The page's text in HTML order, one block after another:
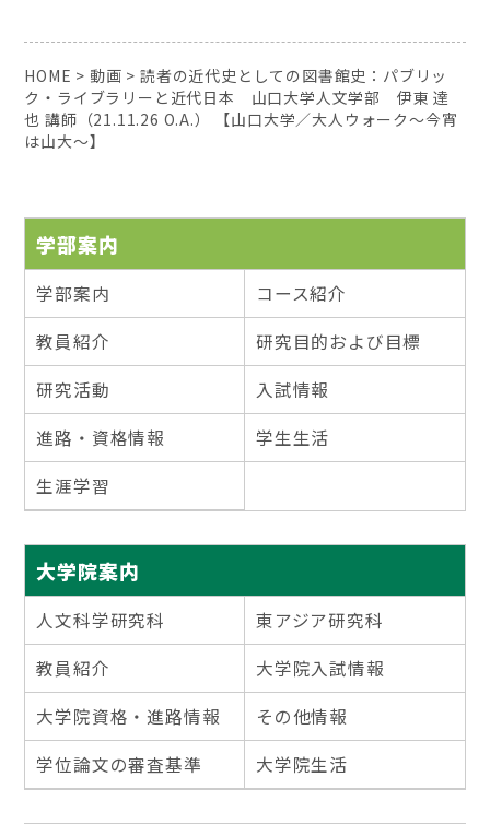
HOME > 動画 >読者の近代史としての図書館史：パブリッ
ク・ライブラリーと近代日本 山口大学人文学部 伊東 達
也 講師（21.11.26 O.A.） 【山口大学／大人ウォーク～今宵
は山大～】
学部案内
学部案内
コース紹介
教員紹介
研究目的および目標
研究活動
入試情報
進路・資格情報
学生生活
生涯学習
大学院案内
人文科学研究科
東アジア研究科
教員紹介
大学院入試情報
大学院資格・進路情報
その他情報
学位論文の審査基準
大学院生活